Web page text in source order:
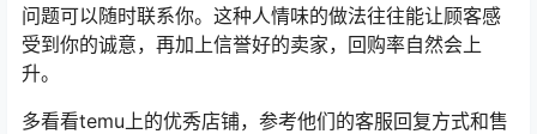
问题可以随时联系你。这种人情味的做法往往能让顾客感
受到你的诚意，再加上信誉好的卖家，回购率自然会上
升。
多看看temu上的优秀店铺，参考他们的客服回复方式和售